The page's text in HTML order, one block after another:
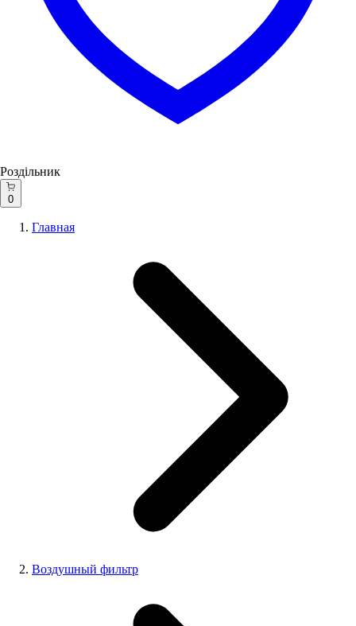
Роздільник
0
Главная
Воздушный фильтр